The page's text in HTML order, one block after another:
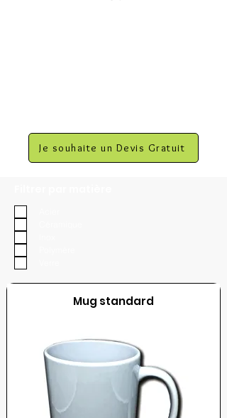
Je souhaite un Devis Gratuit
Mug standard